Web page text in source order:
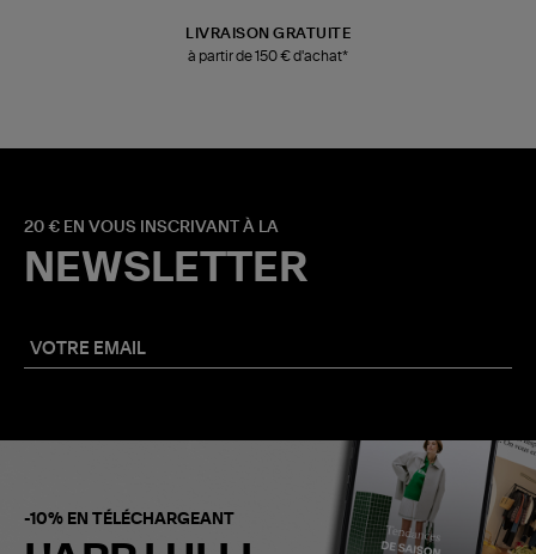
LIVRAISON GRATUITE
à partir de 150 € d'achat*
20 € EN VOUS INSCRIVANT À LA
NEWSLETTER
-10% EN TÉLÉCHARGEANT